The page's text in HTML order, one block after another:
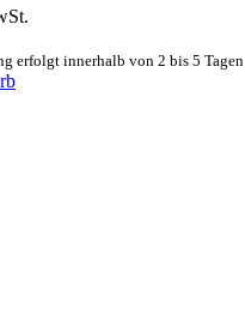
erfolgt innerhalb von 2 bis 5 Tagen